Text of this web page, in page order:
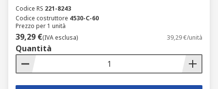
Codice RS 221-8243
Codice costruttore 4530-C-60
Prezzo per 1 unità
39,29 €(IVA esclusa) 39,29 €/unità
Quantità